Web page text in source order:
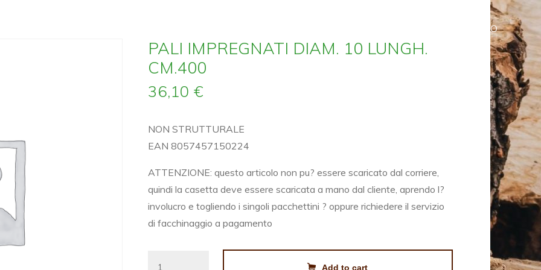
CARRELLO
PALI IMPREGNATI DIAM. 10 LUNGH.
CM.400
36,10 €
NON STRUTTURALE
EAN 8057457150224
ATTENZIONE: questo articolo non pu? essere scaricato dal corriere,
quindi la casetta deve essere scaricata a mano dal cliente, aprendo l?
involucro e togliendo i singoli pacchettini ? oppure richiedere il servizio
di facchinaggio a pagamento
Add to cart